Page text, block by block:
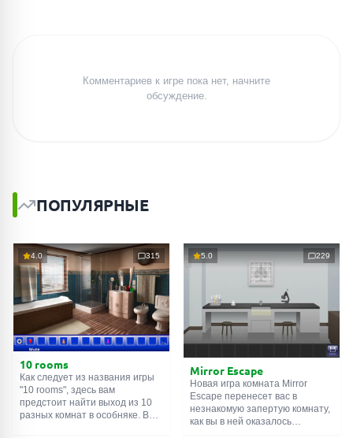
Комментариев к игре пока нет, начните
обсуждение.
ПОПУЛЯРНЫЕ
4.0 315
10 rooms
Как следует из названия игры
"10 rooms", здесь вам
предстоит найти выход из 10
разных комнат в особняке. В
5.0 229
Mirror Escape
Новая игра комната Mirror
Escape перенесет вас в
незнакомую запертую комнату,
как вы в ней оказалось